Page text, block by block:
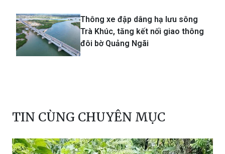
Thông xe đập dâng hạ lưu sông
Trà Khúc, tăng kết nối giao thông
đôi bờ Quảng Ngãi
TIN CÙNG CHUYÊN MỤC